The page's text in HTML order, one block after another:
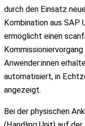
durch den Einsatz
Kombination aus SAP
ermöglicht einen
Anwender:innen
automatisiert, in
angezeigt.
Bei der physischen